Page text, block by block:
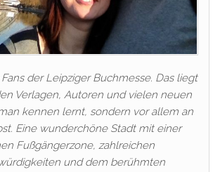
der Leipziger Buchmesse. Das liegt
Verlagen, Autoren und vielen neuen
kennen lernt, sondern vor allem an
Eine wunderchöne Stadt mit einer
Fußgängerzone, zahlreichen
und dem berühmten